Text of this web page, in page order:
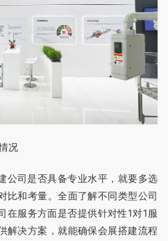
况
公司是否具备专业水平，就要多选
比和考量。全面了解不同类型公司
在服务方面是否提供针对性1对1服
解决方案，就能确保会展搭建流程